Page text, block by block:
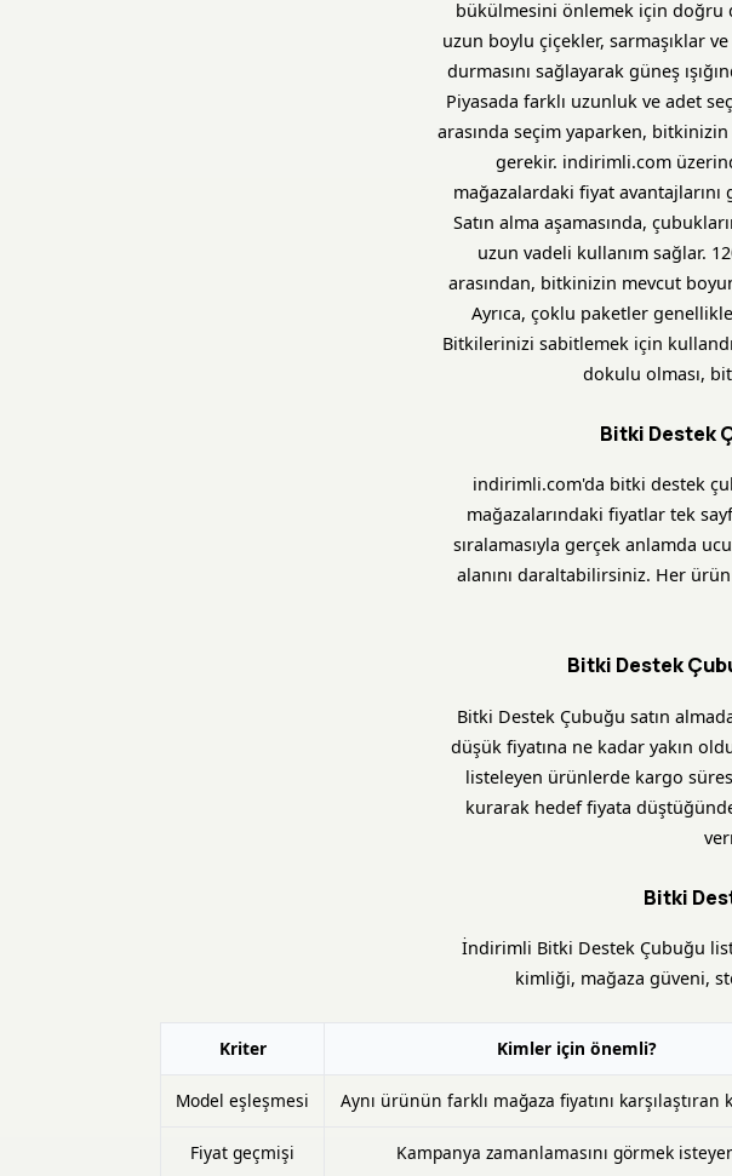
bükülmesini önlemek için doğru
uzun boylu çiçekler, sarmaşıklar
durmasını sağlayarak güneş
Piyasada farklı uzunluk ve adet
arasında seçim yaparken,
gerekir. indirimli.com
mağazalardaki fiyat
Satın alma aşamasında,
uzun vadeli kullanım sağlar.
arasından, bitkinizin mevcut
Ayrıca, çoklu paketler
Bitkilerinizi sabitlemek için
dokulu olması,
Bitki Destek
indirimli.com'da bitki destek
mağazalarındaki fiyatlar tek
sıralamasıyla gerçek anlamda
alanını daraltabilirsiniz. Her
Bitki Destek
Bitki Destek Çubuğu satın
düşük fiyatına ne kadar yakın
listeleyen ürünlerde kargo
kurarak hedef fiyata
Bitki
İndirimli Bitki Destek Çubuğu
kimliği, mağaza güveni,
Kriter Kimler için önemli?
Model eşleşmesi Aynı ürünün farklı mağaza fiyatını karşılaştıran
Fiyat geçmişi Kampanya zamanlamasını görmek